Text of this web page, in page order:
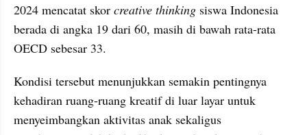
2024 mencatat skor creative thinking siswa Indonesia
berada di angka 19 dari 60, masih di bawah rata-rata
OECD sebesar 33.
Kondisi tersebut menunjukkan semakin pentingnya
kehadiran ruang-ruang kreatif di luar layar untuk
menyeimbangkan aktivitas anak sekaligus